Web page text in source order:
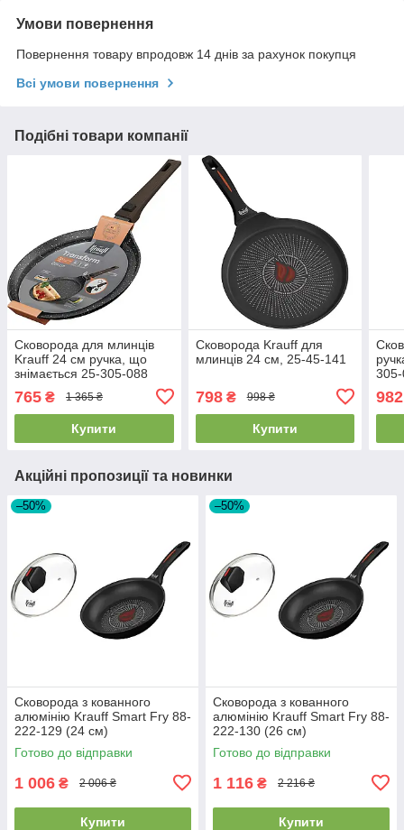
Умови повернення
Повернення товару впродовж 14 днів за рахунок покупця
Всі умови повернення
Подібні товари компанії
Сковорода для млинців
Krauff 24 см ручка, що
знімається 25-305-088
765 ₴ 1 365 ₴
Купити
Сковорода Krauff для
млинців 24 см, 25-45-141
798₴ 998 ₴
Купити
982
Акційні пропозиції та новинки
–50%
Сковорода з кованного
алюмінію Krauff Smart Fry 88-
222-129 (24 см)
Готово до відправки
1 006 ₴ 2 006 ₴
Купити
–50%
Сковорода з кованного
алюмінію Krauff Smart Fry 88-
222-130 (26 см)
Готово до відправки
1 116 ₴ 2 216 ₴
Купити